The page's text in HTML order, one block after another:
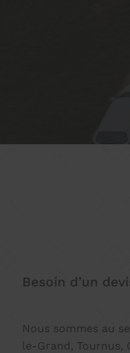
Besoin d’un
Nous sommes au
le-Grand,